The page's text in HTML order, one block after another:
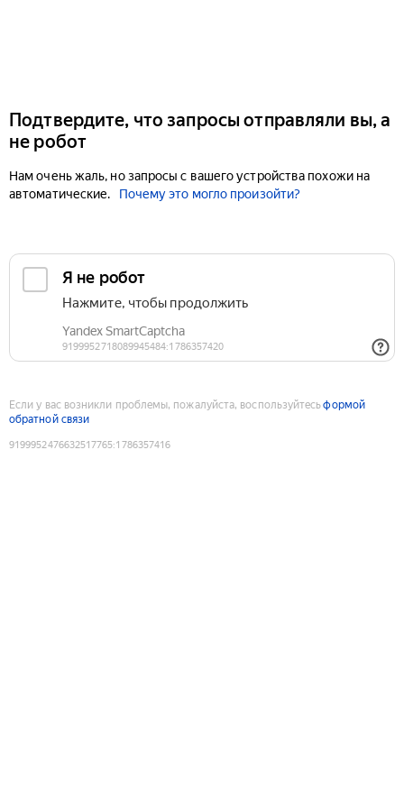
Подтвердите, что запросы отправляли вы, а
не робот
Нам очень жаль, но запросы с вашего устройства похожи на
автоматические.
Почему это могло произойти?
Если у вас возникли проблемы, пожалуйста, воспользуйтесьформой
обратной связи
9199952476632517765:1786357416